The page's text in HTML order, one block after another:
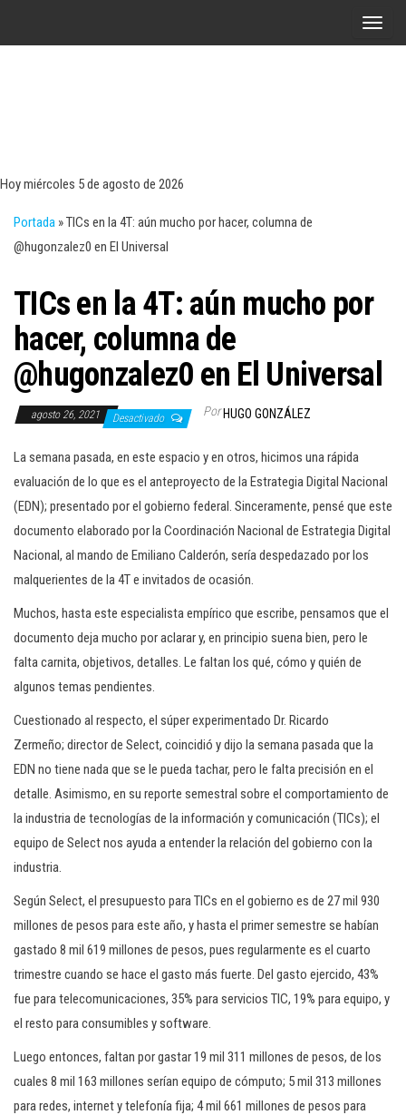
A
a
g
Hoy miércoles 5 de agosto de 2026
Portada »TICs en la 4T: aún mucho por hacer, columna de
@hugonzalez0 en El Universal
TICs en la 4T: aún mucho por
hacer, columna de
@hugonzalez0 en El Universal
agosto 26, 2021 Desactivado Por HUGO GONZÁLEZ
La semana pasada, en este espacio y en otros, hicimos una rápida
evaluación de lo que es el anteproyecto de la Estrategia Digital Nacional
(EDN); presentado por el gobierno federal. Sinceramente, pensé que este
documento elaborado por la Coordinación Nacional de Estrategia Digital
Nacional, al mando de Emiliano Calderón, sería despedazado por los
malquerientes de la 4T e invitados de ocasión.
Muchos, hasta este especialista empírico que escribe, pensamos que el
documento deja mucho por aclarar y, en principio suena bien, pero le
falta carnita, objetivos, detalles. Le faltan los qué, cómo y quién de
algunos temas pendientes.
Cuestionado al respecto, el súper experimentado Dr. Ricardo
Zermeño; director de Select, coincidió y dijo la semana pasada que la
EDN no tiene nada que se le pueda tachar, pero le falta precisión en el
detalle. Asimismo, en su reporte semestral sobre el comportamiento de
la industria de tecnologías de la información y comunicación (TICs); el
equipo de Select nos ayuda a entender la relación del gobierno con la
industria.
Según Select, el presupuesto para TICs en el gobierno es de 27 mil 930
millones de pesos para este año, y hasta el primer semestre se habían
gastado 8 mil 619 millones de pesos, pues regularmente es el cuarto
trimestre cuando se hace el gasto más fuerte. Del gasto ejercido, 43%
fue para telecomunicaciones, 35% para servicios TIC, 19% para equipo, y
el resto para consumibles y software.
Luego entonces, faltan por gastar 19 mil 311 millones de pesos, de los
cuales 8 mil 163 millones serían equipo de cómputo; 5 mil 313 millones
para redes, internet y telefonía fija; 4 mil 661 millones de pesos para